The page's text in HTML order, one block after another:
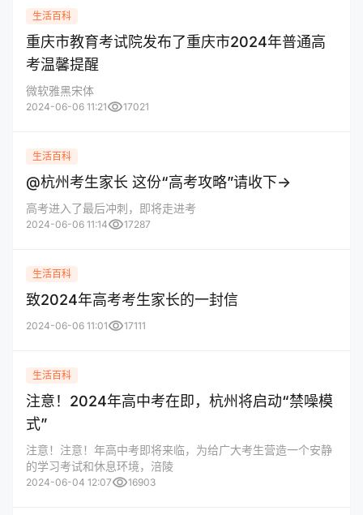
生活百科
重庆市教育考试院发布了重庆市2024年普通高
考温馨提醒
微软雅黑宋体
2024-06-06 11:21visibility17021
生活百科
@杭州考生家长 这份“高考攻略”请收下→
高考进入了最后冲刺，即将走进考
2024-06-06 11:14visibility17287
生活百科
致2024年高考考生家长的一封信
2024-06-06 11:01visibility17111
生活百科
注意！2024年高中考在即，杭州将启动“禁噪模
式”
注意！注意！年高中考即将来临，为给广大考生营造一个安静
的学习考试和休息环境，涪陵
2024-06-04 12:07visibility16903